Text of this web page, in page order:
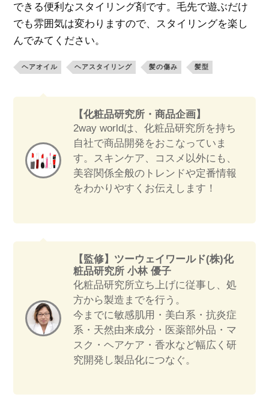
できる便利なスタイリング剤です。毛先で遊ぶだけ
でも雰囲気は変わりますので、スタイリングを楽し
んでみてください。
ヘアオイル ヘアスタイリング 髪の傷み 髪型
【化粧品研究所・商品企画】
2way worldは、化粧品研究所を持ち
自社で商品開発をおこなっていま
す。スキンケア、コスメ以外にも、
美容関係全般のトレンドや定番情報
をわかりやすくお伝えします！
【監修】ツーウェイワールド(株)化
粧品研究所 小林 優子
化粧品研究所立ち上げに従事し、処
方から製造までを行う。
今までに敏感肌用・美白系・抗炎症
系・天然由来成分・医薬部外品・マ
スク・ヘアケア・香水など幅広く研
究開発し製品化につなぐ。